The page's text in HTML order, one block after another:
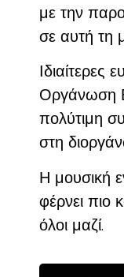
με την
σε αυτή τη
Ιδιαίτερες
Οργάνωση
πολύτιμη
στη
Η μουσική
φέρνει πιο
όλοι μαζί.